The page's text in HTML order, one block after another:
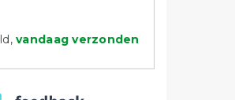
vandaag verzonden